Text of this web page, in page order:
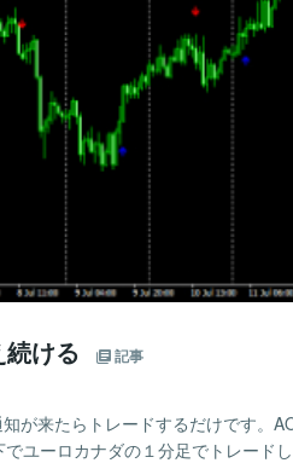
ける 記事
が来たらトレードするだけです。
ユーロカナダの１分足でトレード